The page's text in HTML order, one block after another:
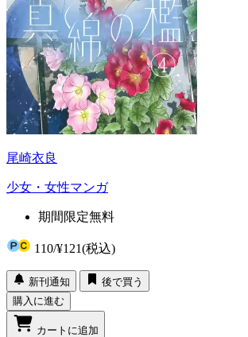
尾崎衣良
少女・女性マンガ
期間限定無料
110/¥121(税込)
新刊通知
後で買う
購入に進む
カートに追加